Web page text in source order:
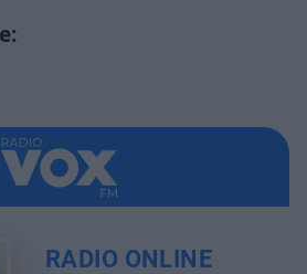
RADIO ONLINE